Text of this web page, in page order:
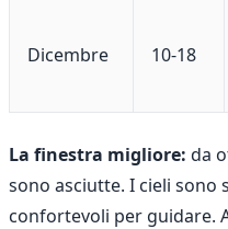
Dicembre 10-18
La finestra migliore: da
sono asciutte. I cieli sono
confortevoli per guidare.